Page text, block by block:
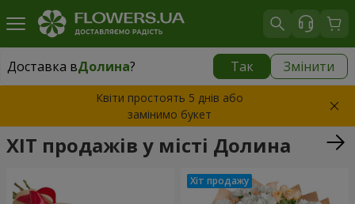
Доставка вДолина? Так Змінити
Доставка вДолина|
Квіти простоять 5 днів або
замінимо букет
ХІТ продажів у місті Долина